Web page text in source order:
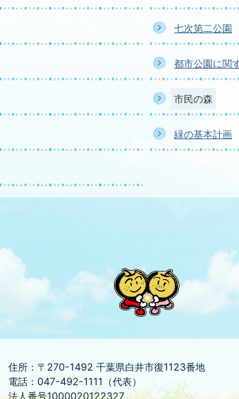
七次第二公園
都市公園に関
市民の森
緑の基本計画
住所：〒270-1492 千葉県白井市復1123番地
電話：047-492-1111（代表）
法人番号1000020122327